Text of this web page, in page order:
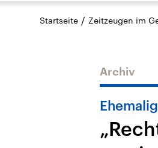
Hörspiel und Feature
Landtagswahl Sachsen-
Anhalt 2026
Startseite / Zeitzeugen im
Archiv